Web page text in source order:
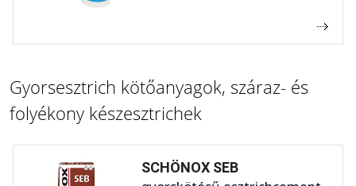
Gyorsesztrich kötőanyagok, száraz- és
folyékony készesztrichek
SCHÖNOX SEB